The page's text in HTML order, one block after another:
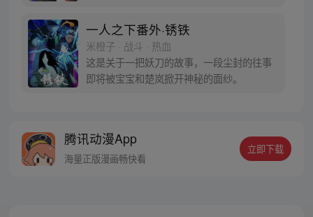
自己打工的快递公司。为了帮冯宝宝寻找她
的身世，也为了查清自己与爷爷身上的秘
密，张楚岚的生活被彻底颠覆，与冯宝宝一
同踏上“异人”之旅。
一人之下番外·锈铁
米橙子 · 战斗 · 热血
这是关于一把妖刀的故事，一段尘封的往事
即将被宝宝和楚岚掀开神秘的面纱。
腾讯动漫App
海量正版漫画畅快看
立即下载